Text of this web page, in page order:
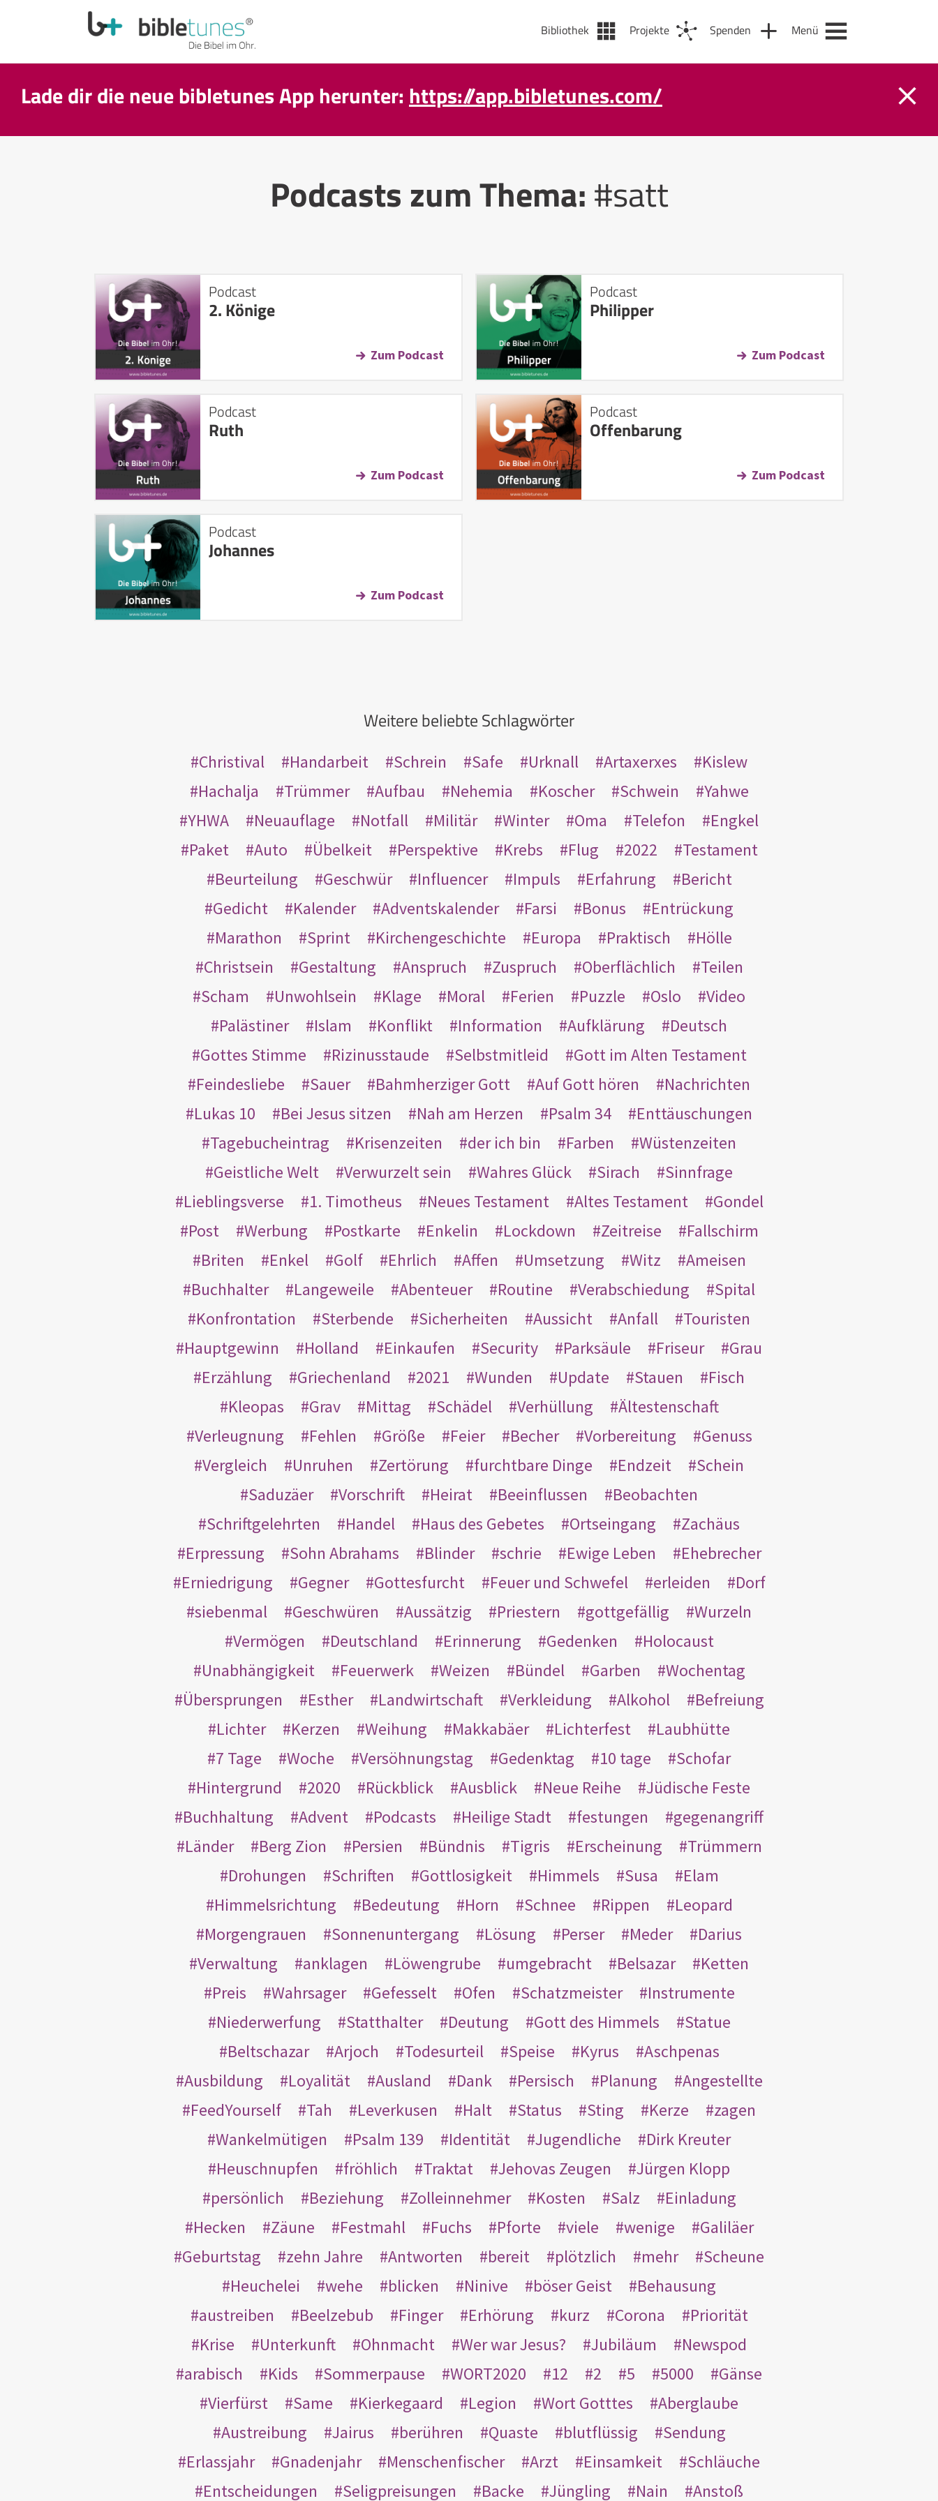
Bibliothek Projekte Spenden Menü
Lade dir die neue bibletunes App herunter: https://app.bibletunes.com/
Podcasts zum Thema:#satt
Podcast
2. Könige
Zum Podcast
Podcast
Philipper
Zum Podcast
Podcast
Ruth
Zum Podcast
Podcast
Offenbarung
Zum Podcast
Podcast
Johannes
Zum Podcast
Weitere beliebte Schlagwörter
Christival Handarbeit Schrein Safe Urknall Artaxerxes
Kislew
Hachalja
Trümmer Aufbau Nehemia Koscher Schwein
Yahwe
YHWA
Neuauflage Notfall Militär Winter Oma Telefon
Engkel
Paket
Auto Übelkeit Perspektive Krebs Flug 2022
Testament
Beurteilung
Geschwür Influencer Impuls Erfahrung
Bericht
Gedicht
Kalender Adventskalender Farsi Bonus
Entrückung
Marathon
Sprint Kirchengeschichte Europa Praktisch
Hölle
Christsein
Gestaltung Anspruch Zuspruch Oberflächlich
Teilen
Scham
Unwohlsein Klage Moral Ferien Puzzle Oslo
Video
Palästiner
Islam Konflikt Information Aufklärung
Deutsch
Gottes Stimme
Rizinusstaude Selbstmitleid
Gott im Alten Testament
Feindesliebe
Sauer Bahmherziger Gott Auf Gott hören
Nachrichten
Lukas 10
Bei Jesus sitzen Nah am Herzen Psalm 34
Enttäuschungen
Tagebucheintrag
Krisenzeiten der ich bin Farben
Wüstenzeiten
Geistliche Welt
Verwurzelt sein Wahres Glück Sirach
Sinnfrage
Lieblingsverse
1. Timotheus Neues Testament Altes Testament
Gondel
Post
Werbung Postkarte Enkelin Lockdown Zeitreise
Fallschirm
Briten
Enkel Golf Ehrlich Affen Umsetzung Witz
Ameisen
Buchhalter
Langeweile Abenteuer Routine Verabschiedung
Spital
Konfrontation
Sterbende Sicherheiten Aussicht Anfall
Touristen
Hauptgewinn
Holland Einkaufen Security Parksäule Friseur
Grau
Erzählung
Griechenland 2021 Wunden Update Stauen
Fisch
Kleopas
Grav Mittag Schädel Verhüllung
Ältestenschaft
Verleugnung
Fehlen Größe Feier Becher Vorbereitung
Genuss
Vergleich
Unruhen Zertörung furchtbare Dinge Endzeit
Schein
Saduzäer
Vorschrift Heirat Beeinflussen
Beobachten
Schriftgelehrten
Handel Haus des Gebetes Ortseingang
Zachäus
Erpressung
Sohn Abrahams Blinder schrie Ewige Leben
Ehebrecher
Erniedrigung
Gegner Gottesfurcht Feuer und Schwefel erleiden
Dorf
siebenmal
Geschwüren Aussätzig Priestern gottgefällig
Wurzeln
Vermögen
Deutschland Erinnerung Gedenken
Holocaust
Unabhängigkeit
Feuerwerk Weizen Bündel Garben
Wochentag
Übersprungen
Esther Landwirtschaft Verkleidung Alkohol
Befreiung
Lichter
Kerzen Weihung Makkabäer Lichterfest
Laubhütte
7 Tage
Woche Versöhnungstag Gedenktag 10 tage
Schofar
Hintergrund
2020 Rückblick Ausblick Neue Reihe
Jüdische Feste
Buchhaltung
Advent Podcasts Heilige Stadt festungen
gegenangriff
Länder
Berg Zion Persien Bündnis Tigris Erscheinung
Trümmern
Drohungen
Schriften Gottlosigkeit Himmels Susa
Elam
Himmelsrichtung
Bedeutung Horn Schnee Rippen
Leopard
Morgengrauen
Sonnenuntergang Lösung Perser Meder
Darius
Verwaltung
anklagen Löwengrube umgebracht Belsazar
Ketten
Preis
Wahrsager Gefesselt Ofen Schatzmeister
Instrumente
Niederwerfung
Statthalter Deutung Gott des Himmels
Statue
Beltschazar
Arjoch Todesurteil Speise Kyrus
Aschpenas
Ausbildung
Loyalität Ausland Dank Persisch Planung
Angestellte
FeedYourself
Tah Leverkusen Halt Status Sting Kerze
zagen
Wankelmütigen
Psalm 139 Identität Jugendliche
Dirk Kreuter
Heuschnupfen
fröhlich Traktat Jehovas Zeugen
Jürgen Klopp
persönlich
Beziehung Zolleinnehmer Kosten Salz
Einladung
Hecken
Zäune Festmahl Fuchs Pforte viele wenige
Galiläer
Geburtstag
zehn Jahre Antworten bereit plötzlich mehr
Scheune
Heuchelei
wehe blicken Ninive böser Geist
Behausung
austreiben
Beelzebub Finger Erhörung kurz Corona
Priorität
Krise
Unterkunft Ohnmacht Wer war Jesus? Jubiläum
Newspod
arabisch
Kids Sommerpause WORT2020 12 2 5 5000
Gänse
Vierfürst
Same Kierkegaard Legion Wort Gotttes
Aberglaube
Austreibung
Jairus berühren Quaste blutflüssig
Sendung
Erlassjahr
Gnadenjahr Menschenfischer Arzt Einsamkeit
Schläuche
Entscheidungen
Seligpreisungen Backe Jüngling Nain Anstoß